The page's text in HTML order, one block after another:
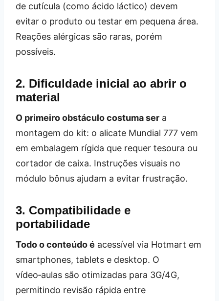
de cutícula (como ácido láctico) devem
evitar o produto ou testar em pequena área.
Reações alérgicas são raras, porém
possíveis.
2. Dificuldade inicial ao abrir o
material
O primeiro obstáculo costuma ser a
montagem do kit: o alicate Mundial 777 vem
em embalagem rígida que requer tesoura ou
cortador de caixa. Instruções visuais no
módulo bônus ajudam a evitar frustração.
3. Compatibilidade e
portabilidade
Todo o conteúdo é acessível via Hotmart em
smartphones, tablets e desktop. O
vídeo‑aulas são otimizadas para 3G/4G,
permitindo revisão rápida entre